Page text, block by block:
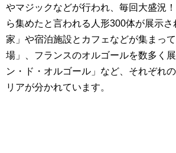
やマジックなどが行われ、毎回大盛況
ら集めたと言われる人形300体が展示
家」や宿泊施設とカフェなどが集まっ
場」、フランスのオルゴールを数多く
ン・ド・オルゴール」など、それぞれ
リアが分かれています。